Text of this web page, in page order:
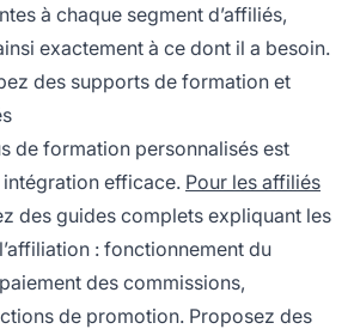
à chaque segment d’affiliés,
exactement à ce dont il a besoin.
des supports de formation et
de formation personnalisés est
efficace. Pour les affiliés
des guides complets expliquant les
: fonctionnement du
des commissions,
de promotion. Proposez des